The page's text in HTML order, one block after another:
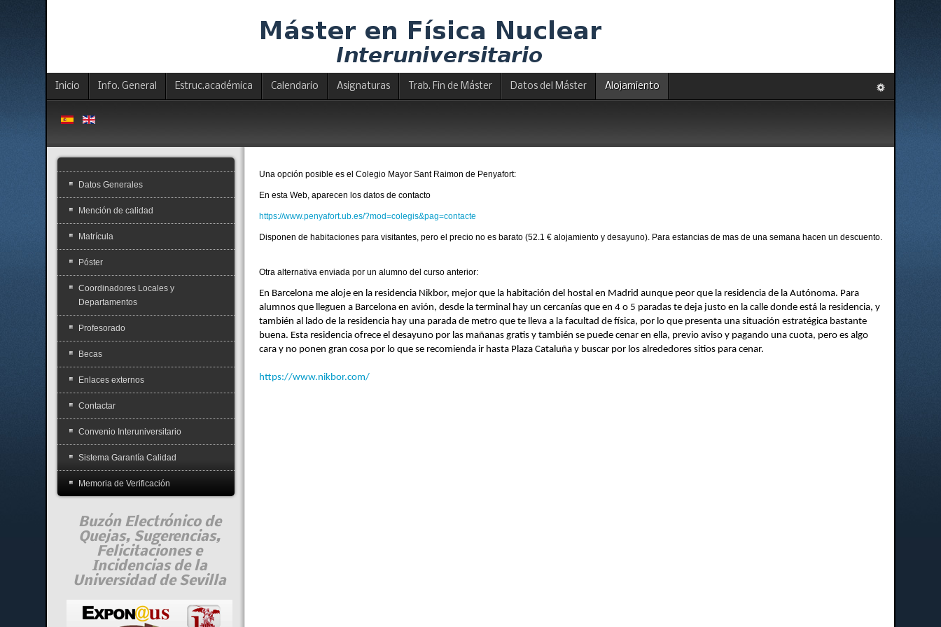
Inicio Info. General Estruc.académica Calendario Asignaturas Trab. Fin de Máster Datos del Máster Alojamiento
Una opción posible es el Colegio Mayor Sant Raimon de Penyafort:
En esta Web, aparecen los datos de contacto
https://www.penyafort.ub.es/?mod=colegis&pag=contacte
Disponen de habitaciones para visitantes, pero el precio no es barato (52.1 € alojamiento y desayuno). Para estancias de mas de una semana hacen un descuento.
Otra alternativa enviada por un alumno del curso anterior:
En Barcelona me aloje en la residencia Nikbor, mejor que la habitación del hostal en Madrid aunque peor que la residencia de la Autónoma. Para
alumnos que lleguen a Barcelona en avión, desde la terminal hay un cercanías que en 4 o 5 paradas te deja justo en la calle donde está la residencia, y
también al lado de la residencia hay una parada de metro que te lleva a la facultad de física, por lo que presenta una situación estratégica bastante
buena. Esta residencia ofrece el desayuno por las mañanas gratis y también se puede cenar en ella, previo aviso y pagando una cuota, pero es algo
cara y no ponen gran cosa por lo que se recomienda ir hasta Plaza Cataluña y buscar por los alrededores sitios para cenar.
https://www.nikbor.com/
Datos Generales
Mención de calidad
Matrícula
Póster
Coordinadores Locales y
Departamentos
Profesorado
Becas
Enlaces externos
Contactar
Convenio Interuniversitario
Sistema Garantía Calidad
Memoria de Verificación
Buzón Electrónico de
Quejas, Sugerencias,
Felicitaciones e
Incidencias de la
Universidad de Sevilla